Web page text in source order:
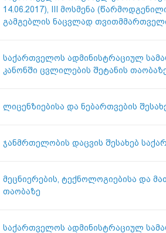
14.06.2017), III მოსმენა
გამგებლის ნაცვლად
საქართველოს ადმინისტრაციულ
კანონში ცვლილების შეტანის
ლიცენზიებისა და ნებართვების
ჯანმრთელობის დაცვის შესახებ
მეცნიერების, ტექნოლოგიებისა და
თაობაზე
საქართველოს ადმინისტრაციულ